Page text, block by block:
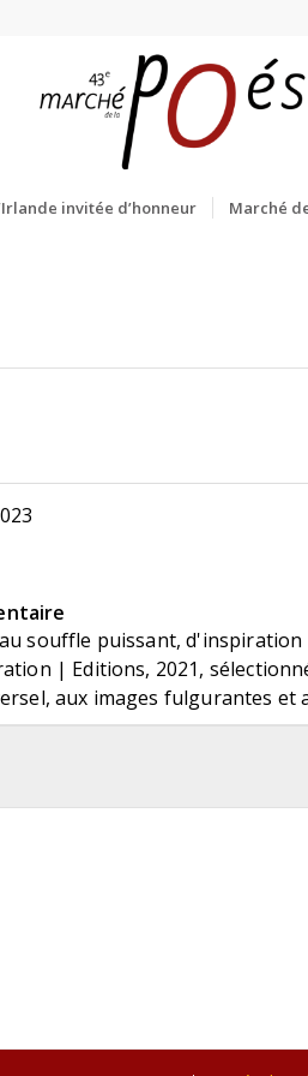
invitée d’honneur Marché
souffle puissant,
| Editions, 2021,
aux images fulgurantes et